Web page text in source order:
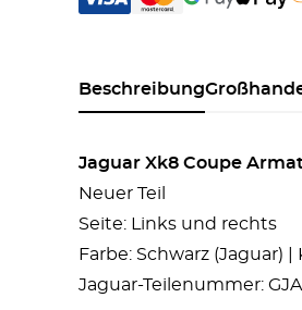
Beschreibung
Jaguar Xk8 Coupe
Neuer Teil
Seite: Links und rechts
Farbe: Schwarz (Jaguar)
Jaguar-Teilenummer: